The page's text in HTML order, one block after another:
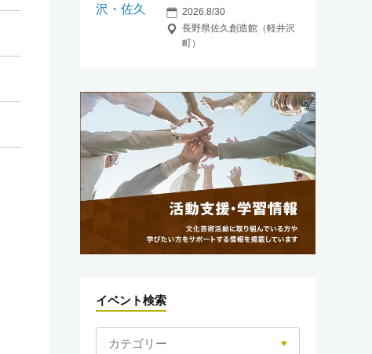
2026.8/30
長野県佐久創造館（軽井沢
町）
イベント検索